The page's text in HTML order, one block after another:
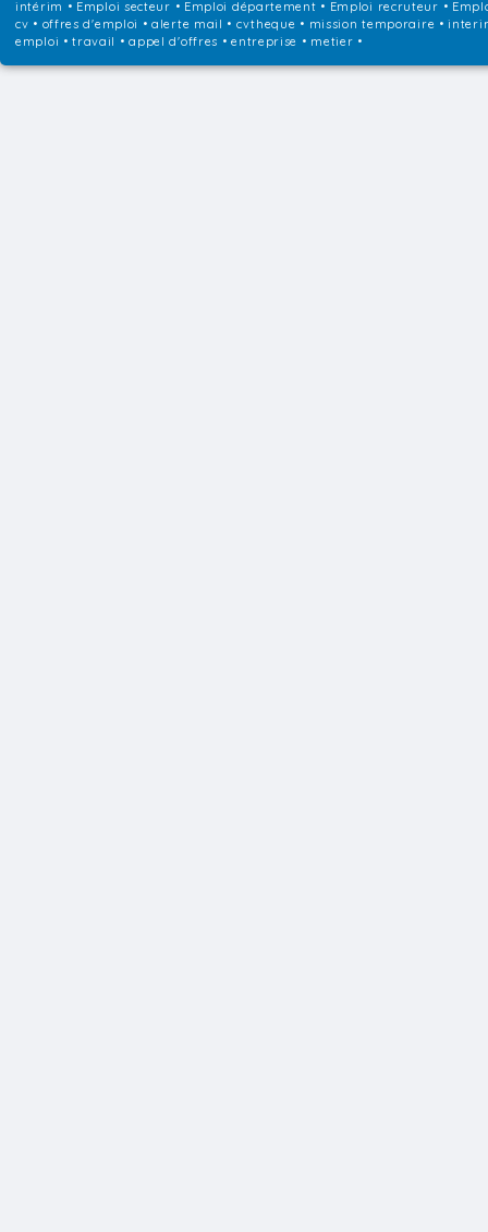
intérim • Emploi secteur • Emploi département • Emploi recruteur •
cv • offres d'emploi • alerte mail • cvtheque • mission temporaire •
emploi • travail • appel d'offres • entreprise • metier •